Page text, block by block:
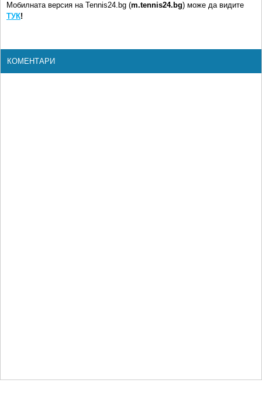
Мобилната версия на Tennis24.bg (m.tennis24.bg) може да видите
ТУК!
КОМЕНТАРИ